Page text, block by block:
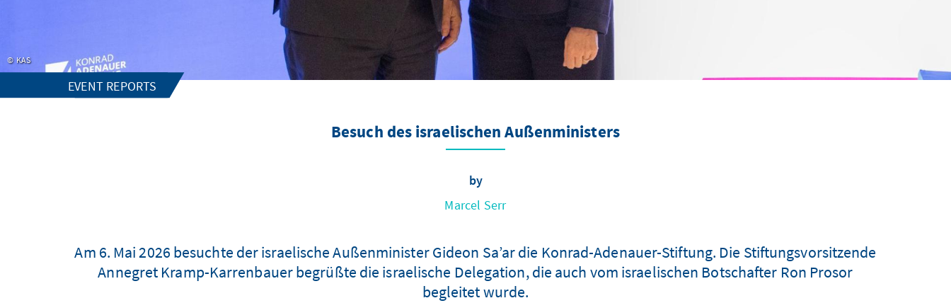
KAS
EVENT REPORTS
Besuch des israelischen Außenministers
by
Marcel Serr
Am 6. Mai 2026 besuchte der israelische Außenminister Gideon Sa’ar die Konrad-Adenauer-Stiftung. Die Stiftungsvorsitzende
Annegret Kramp-Karrenbauer begrüßte die israelische Delegation, die auch vom israelischen Botschafter Ron Prosor
begleitet wurde.